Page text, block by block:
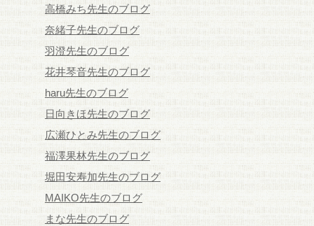
高橋みち先生のブログ
奈緒子先生のブログ
羽澄先生のブログ
花井琴音先生のブログ
haru先生のブログ
日向きほ先生のブログ
広瀬ひとみ先生のブログ
福澤果林先生のブログ
堀田安寿加先生のブログ
MAIKO先生のブログ
まな先生のブログ